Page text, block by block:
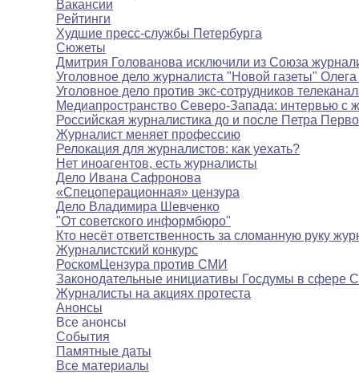
Вакансии
Рейтинги
Худшие пресс-службы Петербурга
Сюжеты
Дмитрия Голованова исключили из Союза
Уголовное дело журналиста "Новой газеты"
Уголовное дело против экс-сотрудников
Медиапространство Северо-Запада: интервью с
Российская журналистика до и после Петра
Журналист меняет профессию
Релокация для журналистов: как уехать?
Нет иноагентов, есть журналисты
Дело Ивана Сафронова
«Спецоперационная» цензура
Дело Владимира Шевченко
"От советского информбюро"
Кто несёт ответственность за сломанную руку
Журналистский конкурс
РоскомЦензура против СМИ
Законодательные инициативы Госдумы в сфере
Журналисты на акциях протеста
Анонсы
Все анонсы
События
Памятные даты
Все материалы